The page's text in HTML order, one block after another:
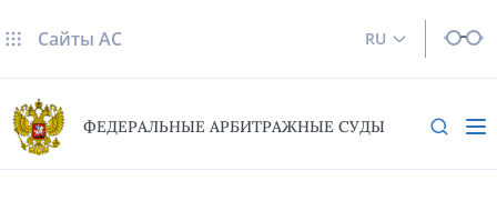
RU
Сайты AC
ФЕДЕРАЛЬНЫЕ АРБИТРАЖНЫЕ СУДЫ